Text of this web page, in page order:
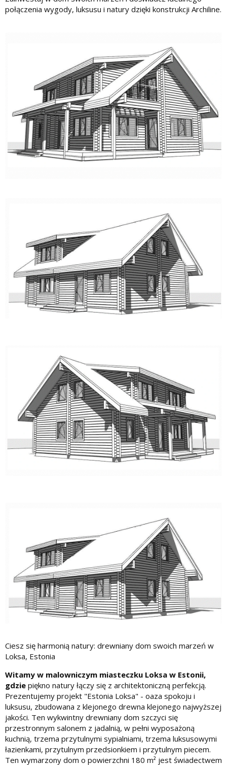
połączenia wygody, luksusu i natury dzięki konstrukcji Archiline.
Ciesz się harmonią natury: drewniany dom swoich marzeń w
Loksa, Estonia
Witamy w malowniczym miasteczku Loksa w Estonii,
gdzie piękno natury łączy się z architektoniczną perfekcją.
Prezentujemy projekt "Estonia Loksa" - oaza spokoju i
luksusu, zbudowana z klejonego drewna klejonego najwyższej
jakości. Ten wykwintny drewniany dom szczyci się
przestronnym salonem z jadalnią, w pełni wyposażoną
kuchnią, trzema przytulnymi sypialniami, trzema luksusowymi
łazienkami, przytulnym przedsionkiem i przytulnym piecem.
Ten wymarzony dom o powierzchni 180 m² jest świadectwem